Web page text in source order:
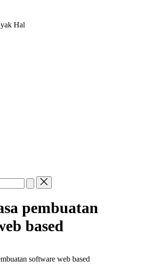
Hal
pembuatan
based
software web based